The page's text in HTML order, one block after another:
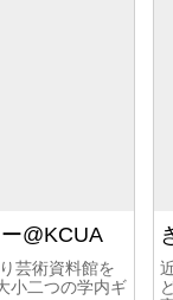
@KCUA
芸術資料館を
小二つの学内ギ